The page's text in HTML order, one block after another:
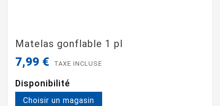
Matelas gonflable 1 pl
7,99 € TAXE INCLUSE
Disponibilité
Choisir un magasin